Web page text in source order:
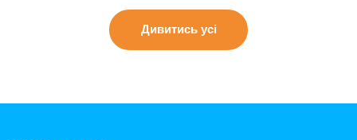
Дивитись усі